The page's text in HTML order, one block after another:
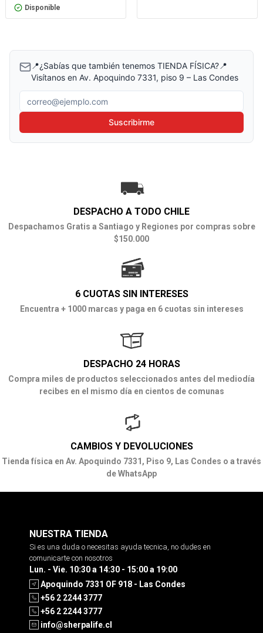
Disponible
📍¿Sabías que también tenemos TIENDA FÍSICA?📍
Visítanos en Av. Apoquindo 7331, piso 9 – Las Condes
Correo electrónico
Suscribirme
DESPACHO A TODO CHILE
Despachamos Gratis a Santiago y Regiones por compras sobre
$150.000
6 CUOTAS SIN INTERESES
Encuentra + 1000 marcas y paga en 6 cuotas sin intereses
DESPACHO 24 HORAS
Compra miles de productos seleccionados antes del mediodía
recibes en el mismo día en cientos de comunas
CAMBIOS Y DEVOLUCIONES
Tienda física en Av. Apoquindo 7331, Piso 9, Las Condes o a través
de WhatsApp
NUESTRA TIENDA
Si es una duda o necesitas ayuda tecnica, no dudes en
comunicarte con nosotros
Lun. - Vie. 10:30 a 14:30 - 15:00 a 19:00
Apoquindo 7331 OF 918 - Las Condes
+56 2 2244 3777
+56 2 2244 3777
info@sherpalife.cl